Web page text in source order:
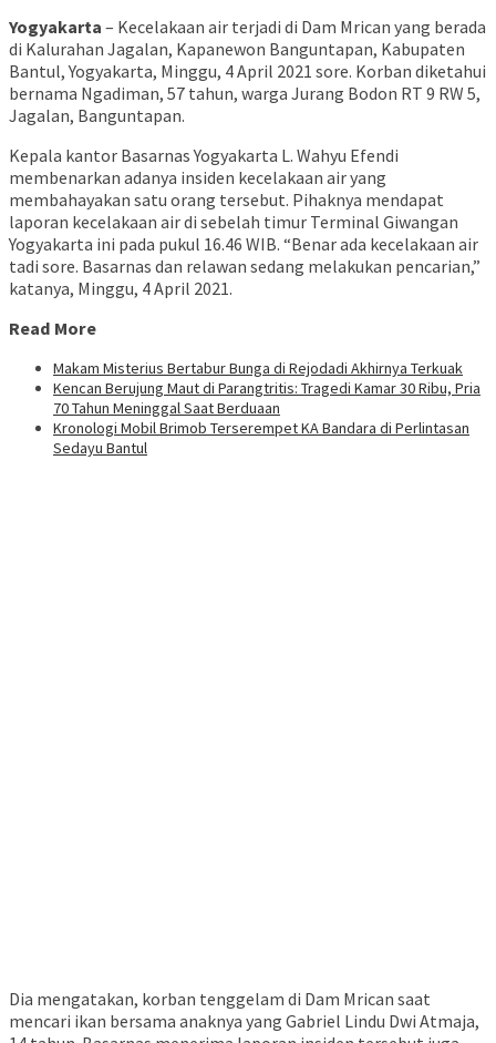
Yogyakarta – Kecelakaan air terjadi di Dam Mrican yang berada
di Kalurahan Jagalan, Kapanewon Banguntapan, Kabupaten
Bantul, Yogyakarta, Minggu, 4 April 2021 sore. Korban diketahui
bernama Ngadiman, 57 tahun, warga Jurang Bodon RT 9 RW 5,
Jagalan, Banguntapan.
Kepala kantor Basarnas Yogyakarta L. Wahyu Efendi
membenarkan adanya insiden kecelakaan air yang
membahayakan satu orang tersebut. Pihaknya mendapat
laporan kecelakaan air di sebelah timur Terminal Giwangan
Yogyakarta ini pada pukul 16.46 WIB. “Benar ada kecelakaan air
tadi sore. Basarnas dan relawan sedang melakukan pencarian,”
katanya, Minggu, 4 April 2021.
Read More
Makam Misterius Bertabur Bunga di Rejodadi Akhirnya Terkuak
Kencan Berujung Maut di Parangtritis: Tragedi Kamar 30 Ribu, Pria
70 Tahun Meninggal Saat Berduaan
Kronologi Mobil Brimob Terserempet KA Bandara di Perlintasan
Sedayu Bantul
Dia mengatakan, korban tenggelam di Dam Mrican saat
mencari ikan bersama anaknya yang Gabriel Lindu Dwi Atmaja,